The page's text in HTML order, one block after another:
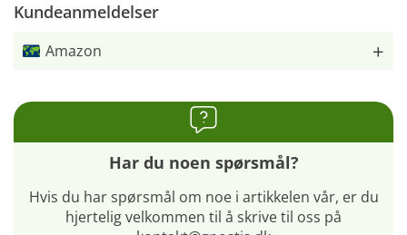
Kundeanmeldelser
Amazon
Har du noen spørsmål?
Hvis du har spørsmål om noe i artikkelen vår, er du
hjertelig velkommen til å skrive til oss på